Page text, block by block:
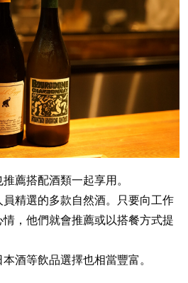
薦搭配酒類一起享用。
員精選的多款自然酒。只要向工作
，他們就會推薦或以搭餐方式提
酒等飲品選擇也相當豐富。